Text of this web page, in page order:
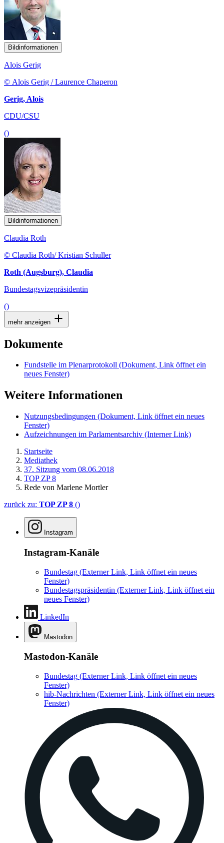
Bildinformationen
Alois Gerig
© Alois Gerig / Laurence Chaperon
Gerig, Alois
CDU/CSU
()
Bildinformationen
Claudia Roth
© Claudia Roth/ Kristian Schuller
Roth (Augsburg), Claudia
Bundestagsvizepräsidentin
()
mehr anzeigen
Dokumente
Fundstelle im Plenarprotokoll (Dokument, Link öffnet ein
neues Fenster)
Weitere Informationen
Nutzungsbedingungen (Dokument, Link öffnet ein neues
Fenster)
Aufzeichnungen im Parlamentsarchiv (Interner Link)
Startseite
Mediathek
37. Sitzung vom 08.06.2018
TOP ZP 8
Rede von Marlene Mortler
zurück zu: TOP ZP 8 ()
Instagram
Instagram-Kanäle
Bundestag (Externer Link, Link öffnet ein neues
Fenster)
Bundestagspräsidentin (Externer Link, Link öffnet ein
neues Fenster)
LinkedIn
Mastodon
Mastodon-Kanäle
Bundestag (Externer Link, Link öffnet ein neues
Fenster)
hib-Nachrichten (Externer Link, Link öffnet ein neues
Fenster)